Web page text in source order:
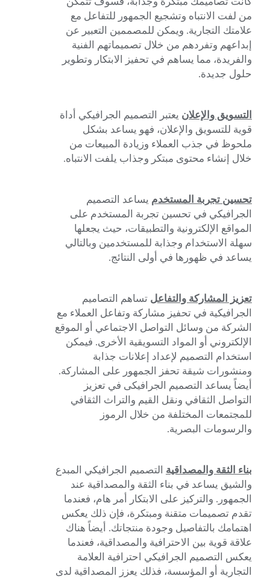
من لفت الانتباه وتشجيع الجمهور للتفاعل مع
علامتك التجارية. ويمكن للمصممين التعبير عن
إبداعهم وتفردهم من خلال تصميماتهم الفنية
والفريدة، مما يساهم في تحفيز الابتكار وتطوير
حلول جديدة.
التسويق والإعلان يعتبر التصميم الجرافيكي أداة
قوية للتسويق والإعلان، فهو يساعد بشكل
ملحوظ في جذب العملاء وزيادة المبيعات من
خلال إنشاء محتوى مبتكر وجذاب يلفت الانتباه.
تحسين تجربة المستخدم يساعد التصميم
الجرافيكي في تحسين تجربة المستخدم على
المواقع الإلكترونية والتطبيقات، حيث يجعلها
سهلة الاستخدام وجذابة للمستخدمين وبالتالي
يساعد في ظهورها في أولى النتائج.
تعزيز المشاركة والتفاعل تساهم التصاميم
الجرافيكية في تحفيز مشاركة وتفاعل العملاء مع
الشركة من وسائل التواصل الاجتماعي أو الموقع
الإلكتروني أو المواد التسويقية الأخرى. فيمكن
استخدام التصميم لإعداد إعلانات جذابة
ومنشورات شيقة تحفز الجمهور على المشاركة.
أيضاً يساعد التصميم الجرافيكى في تعزيز
التواصل الثقافي ونقل القيم والتراث الثقافي
للمجتمعات المختلفة من خلال الرموز
والرسومات البصرية.
بناء الثقة والمصداقية التصميم الجرافيكي المبدع
والشيق يساعد في بناء الثقة والمصداقية عند
الجمهور. والتركيز على الابتكار أمر هام، فعندما
تقدم تصميمات متقنة ومبتكرة، فإن ذلك يعكس
اهتمامك بالتفاصيل وجودة منتجاتك. أيضاً هناك
علاقة قوية بين الاحترافية والمصداقية، فعندما
يعكس التصميم الجرافيكي احترافية العلامة
التجارية أو المؤسسة، فذلك يعزز المصداقية لدى